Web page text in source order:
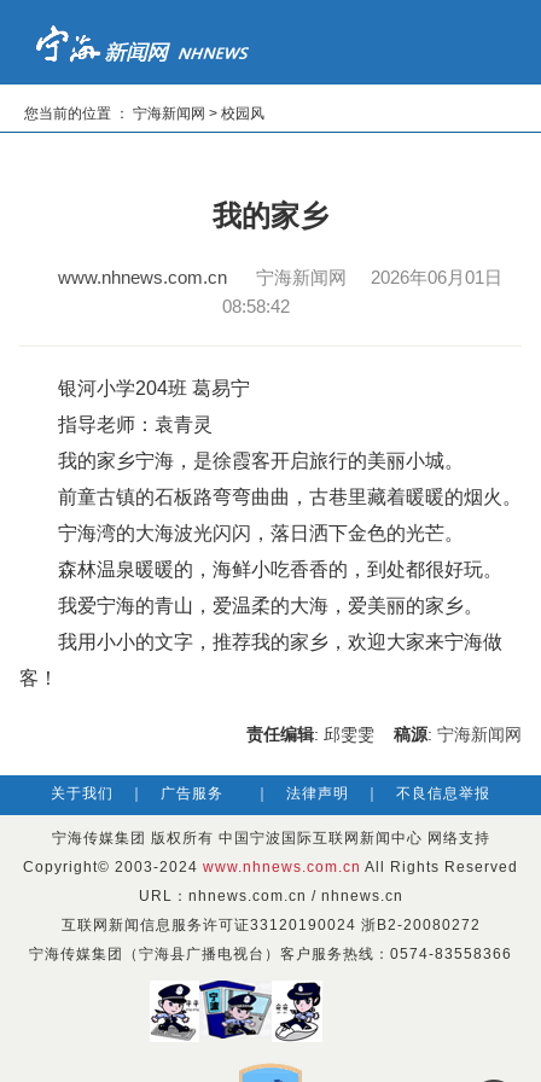
首页 | 新闻 | 专题 | 读报纸
您当前的位置 ： 宁海新闻网 > 校园风
我的家乡
www.nhnews.com.cn宁海新闻网 2026年06月01日
08:58:42
银河小学204班 葛易宁
指导老师：袁青灵
我的家乡宁海，是徐霞客开启旅行的美丽小城。
前童古镇的石板路弯弯曲曲，古巷里藏着暖暖的烟火。
宁海湾的大海波光闪闪，落日洒下金色的光芒。
森林温泉暖暖的，海鲜小吃香香的，到处都很好玩。
我爱宁海的青山，爱温柔的大海，爱美丽的家乡。
我用小小的文字，推荐我的家乡，欢迎大家来宁海做
客！
责任编辑: 邱雯雯 稿源: 宁海新闻网
关于我们 广告服务 法律声明 不良信息举报
宁海传媒集团 版权所有 中国宁波国际互联网新闻中心 网络支持
Copyright© 2003-2024 www.nhnews.com.cn All Rights Reserved
URL：nhnews.com.cn / nhnews.cn
互联网新闻信息服务许可证33120190024 浙B2-20080272
宁海传媒集团（宁海县广播电视台）客户服务热线：0574-83558366